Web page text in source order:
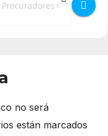
no será
están marcados